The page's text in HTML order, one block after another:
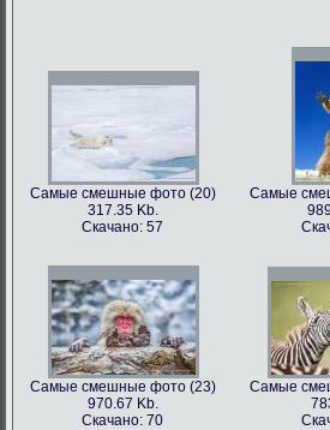
Самые смешные фото (9)
562.79 Kb.
Самые
Самые смешные фото (20)
317.35 Kb.
Скачано: 57
Самые
Самые смешные фото (23)
970.67 Kb.
Скачано: 70
Самые